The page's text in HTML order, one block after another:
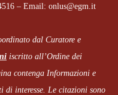
– Email: onlus@egm.it
dal Curatore e
iscritto all’Ordine dei
contenga Informazioni e
interesse. Le citazioni sono